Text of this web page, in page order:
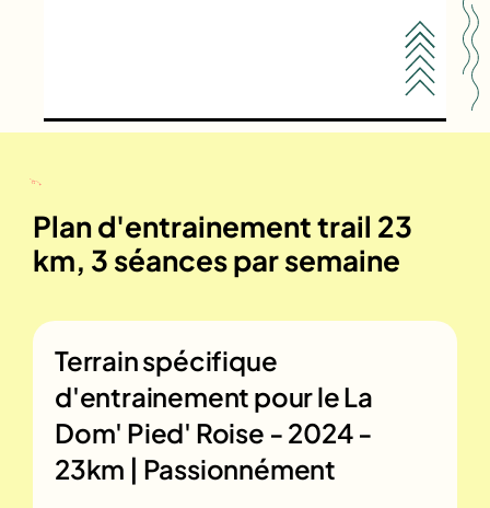
Plan d'entrainement trail 23
km, 3 séances par semaine
Terrain spécifique
d'entrainement pour leLa
Dom' Pied' Roise - 2024 -
23km | Passionnément